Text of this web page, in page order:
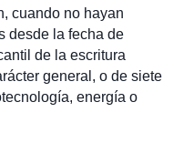
cuando no hayan
desde la fecha de
de la escritura
general, o de siete
energía o